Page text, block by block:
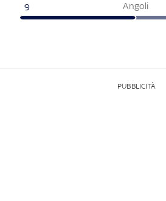
Angoli
9
PUBBLICITÀ